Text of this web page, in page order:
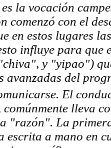
la vocación
comenzó con el
en estos lugares
influye para que
y "yipao")
avanzadas del
El
lleva
"razón". La
escrita a mano en